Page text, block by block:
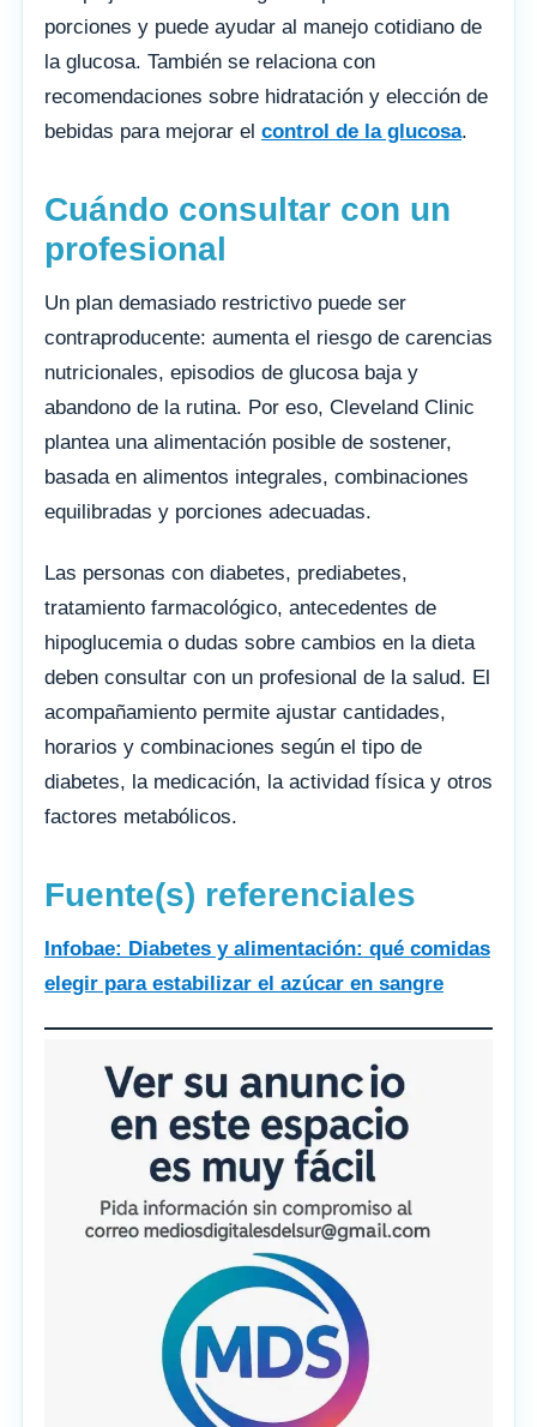
porciones y puede ayudar al manejo cotidiano de
la glucosa. También se relaciona con
recomendaciones sobre hidratación y elección de
bebidas para mejorar el control de la glucosa.
Cuándo consultar con un
profesional
Un plan demasiado restrictivo puede ser
contraproducente: aumenta el riesgo de carencias
nutricionales, episodios de glucosa baja y
abandono de la rutina. Por eso, Cleveland Clinic
plantea una alimentación posible de sostener,
basada en alimentos integrales, combinaciones
equilibradas y porciones adecuadas.
Las personas con diabetes, prediabetes,
tratamiento farmacológico, antecedentes de
hipoglucemia o dudas sobre cambios en la dieta
deben consultar con un profesional de la salud. El
acompañamiento permite ajustar cantidades,
horarios y combinaciones según el tipo de
diabetes, la medicación, la actividad física y otros
factores metabólicos.
Fuente(s) referenciales
Infobae: Diabetes y alimentación: qué comidas
elegir para estabilizar el azúcar en sangre